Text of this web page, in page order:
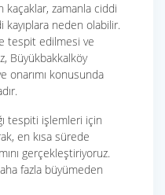
kaçaklar, zamanla ciddi
neden olabilir.
tespit edilmesi ve
Büyükbakkalköy
onarımı konusunda
tespiti işlemleri için
en kısa sürede
gerçekleştiriyoruz.
fazla büyümeden